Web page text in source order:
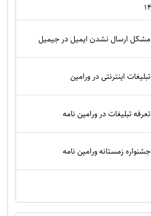
مشکل ارسال نشدن ایمیل در جیمیل
تبلیغات اینترنتی در ورامین
تعرفه تبلیغات در ورامین نامه
جشنواره زمستانه ورامین نامه